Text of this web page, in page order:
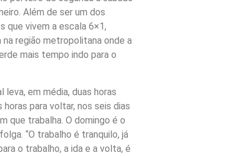
Além de ser um dos
que vivem a escala 6×1,
na região metropolitana onde a
mais tempo indo para o
leva, em média, duas horas
horas para voltar, nos seis dias
que trabalha. O domingo é o
“O trabalho é tranquilo, já
o trabalho, a ida e a volta, é